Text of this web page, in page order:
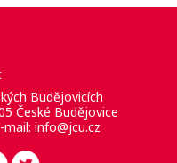
Budějovicích
České Budějovice
mail: info@jcu.cz